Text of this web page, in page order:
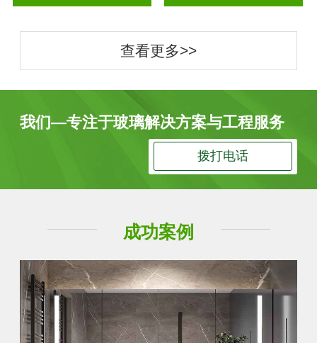
查看更多>>
我们—专注于玻璃解决方案与工程服务
拨打电话
成功案例